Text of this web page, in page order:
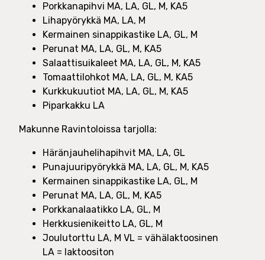
Porkkanapihvi MA, LA, GL, M, KA5
Lihapyörykkä MA, LA, M
Kermainen sinappikastike LA, GL, M
Perunat MA, LA, GL, M, KA5
Salaattisuikaleet MA, LA, GL, M, KA5
Tomaattilohkot MA, LA, GL, M, KA5
Kurkkukuutiot MA, LA, GL, M, KA5
Piparkakku LA
Makunne Ravintoloissa tarjolla:
Häränjauhelihapihvit MA, LA, GL
Punajuuripyörykkä MA, LA, GL, M, KA5
Kermainen sinappikastike LA, GL, M
Perunat MA, LA, GL, M, KA5
Porkkanalaatikko LA, GL, M
Herkkusienikeitto LA, GL, M
Joulutorttu LA, M VL = vähälaktoosinen
LA = laktoositon